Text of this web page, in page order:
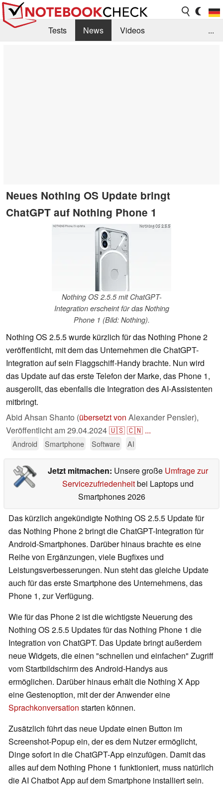
Tests News
Videos
...
Neues Nothing OS Update bringt
ChatGPT auf Nothing Phone 1
Nothing OS 2.5.5 mit ChatGPT-
Integration erscheint für das Nothing
Phone 1 (Bild: Nothing).
Nothing OS 2.5.5 wurde kürzlich für das Nothing Phone 2
veröffentlicht, mit dem das Unternehmen die ChatGPT-
Integration auf sein Flaggschiff-Handy brachte. Nun wird
das Update auf das erste Telefon der Marke, das Phone 1,
ausgerollt, das ebenfalls die Integration des AI-Assistenten
mitbringt.
Abid Ahsan Shanto (übersetzt von Alexander Pensler),
Veröffentlicht am29.04.2024🇺🇸🇨🇳 ...
Android Smartphone Software AI
Jetzt mitmachen: Unsere große Umfrage zur
Servicezufriedenheitbei Laptops und
Smartphones 2026
Das kürzlich angekündigte Nothing OS 2.5.5 Update für
das Nothing Phone 2 bringt die ChatGPT-Integration für
Android-Smartphones. Darüber hinaus brachte es eine
Reihe von Ergänzungen, viele Bugfixes und
Leistungsverbesserungen. Nun steht das gleiche Update
auch für das erste Smartphone des Unternehmens, das
Phone 1, zur Verfügung.
Wie für das Phone 2 ist die wichtigste Neuerung des
Nothing OS 2.5.5 Updates für das Nothing Phone 1 die
Integration von ChatGPT. Das Update bringt außerdem
neue Widgets, die einen "schnellen und einfachen" Zugriff
vom Startbildschirm des Android-Handys aus
ermöglichen. Darüber hinaus erhält die Nothing X App
eine Gestenoption, mit der der Anwender eine
Sprachkonversation starten können.
Zusätzlich führt das neue Update einen Button im
Screenshot-Popup ein, der es dem Nutzer ermöglicht,
Dinge sofort in die ChatGPT-App einzufügen. Damit das
alles auf dem Nothing Phone 1 funktioniert, muss natürlich
die AI Chatbot App auf dem Smartphone installiert sein.